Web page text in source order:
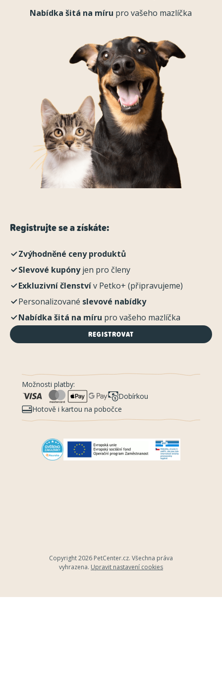
Nabídka šitá na míru pro vašeho mazlíčka
Registrujte se a získáte:
Zvýhodněné ceny produktů
Slevové kupónyjen pro členy
Exkluzivní členstvív Petko+ (připravujeme)
Personalizované slevové nabídky
Nabídka šitá na míru pro vašeho mazlíčka
REGISTROVAT
Možnosti platby:
Dobírkou
Hotově i kartou na pobočce
Copyright 2026 PetCenter.cz. Všechna práva
vyhrazena. Upravit nastavení cookies